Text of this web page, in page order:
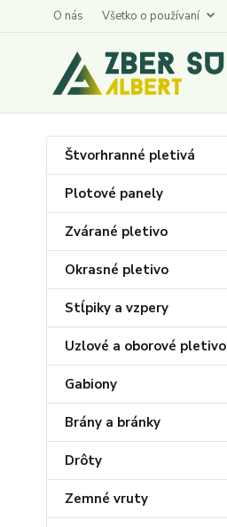
O nás Všetko o používaní
Štvorhranné pletivá
Plotové panely
Zvárané pletivo
Okrasné pletivo
Stĺpiky a vzpery
Uzlové a oborové pletivo
Gabiony
Brány a bránky
Drôty
Zemné vruty